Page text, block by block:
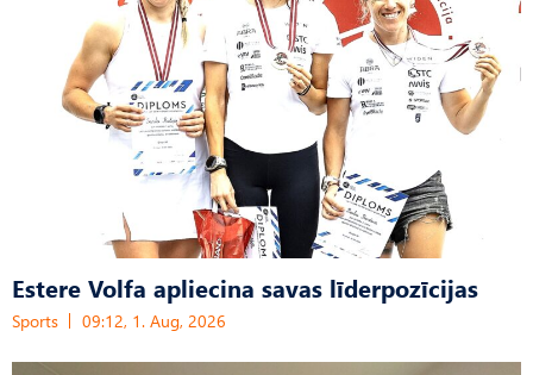
Estere Volfa apliecina savas līderpozīcijas
Sports 09:12, 1. Aug, 2026